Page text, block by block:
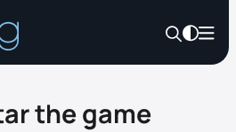
the game